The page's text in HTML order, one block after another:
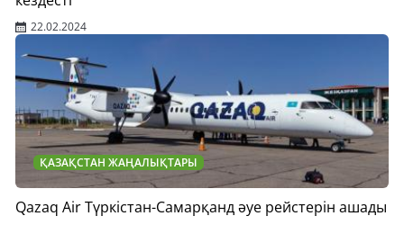
22.02.2024
ҚАЗАҚСТАН ЖАҢАЛЫҚТАРЫ
Qazaq Air Түркістан-Самарқанд әуе рейстерін ашады